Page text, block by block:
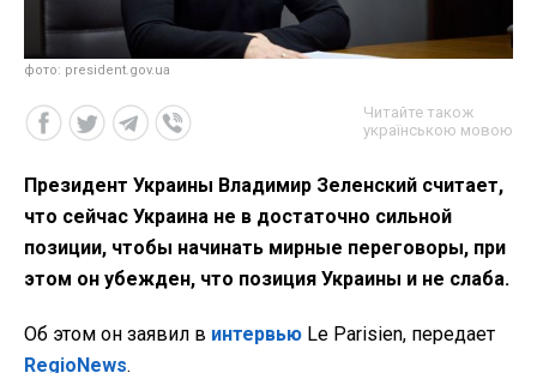
фото: president.gov.ua
Читайте також
українською мовою
Президент Украины Владимир Зеленский считает,
что сейчас Украина не в достаточно сильной
позиции, чтобы начинать мирные переговоры, при
этом он убежден, что позиция Украины и не слаба.
Об этом он заявил в интервью Le Parisien, передает
RegioNews.